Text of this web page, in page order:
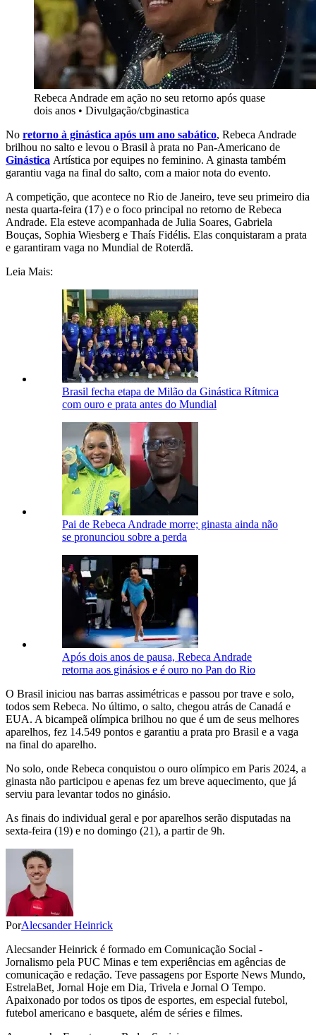
Rebeca Andrade em ação no seu retorno após quase
dois anos • Divulgação/cbginastica
No retorno à ginástica após um ano sabático, Rebeca Andrade
brilhou no salto e levou o Brasil à prata no Pan-Americano de
Ginástica Artística por equipes no feminino. A ginasta também
garantiu vaga na final do salto, com a maior nota do evento.
A competição, que acontece no Rio de Janeiro, teve seu primeiro dia
nesta quarta-feira (17) e o foco principal no retorno de Rebeca
Andrade. Ela esteve acompanhada de Julia Soares, Gabriela
Bouças, Sophia Wiesberg e Thaís Fidélis. Elas conquistaram a prata
e garantiram vaga no Mundial de Roterdã.
Leia Mais:
Brasil fecha etapa de Milão da Ginástica Rítmica
com ouro e prata antes do Mundial
Pai de Rebeca Andrade morre; ginasta ainda não
se pronunciou sobre a perda
Após dois anos de pausa, Rebeca Andrade
retorna aos ginásios e é ouro no Pan do Rio
O Brasil iniciou nas barras assimétricas e passou por trave e solo,
todos sem Rebeca. No último, o salto, chegou atrás de Canadá e
EUA. A bicampeã olímpica brilhou no que é um de seus melhores
aparelhos, fez 14.549 pontos e garantiu a prata pro Brasil e a vaga
na final do aparelho.
No solo, onde Rebeca conquistou o ouro olímpico em Paris 2024, a
ginasta não participou e apenas fez um breve aquecimento, que já
serviu para levantar todos no ginásio.
As finais do individual geral e por aparelhos serão disputadas na
sexta-feira (19) e no domingo (21), a partir de 9h.
PorAlecsander Heinrick
Alecsander Heinrick é formado em Comunicação Social -
Jornalismo pela PUC Minas e tem experiências em agências de
comunicação e redação. Teve passagens por Esporte News Mundo,
EstrelaBet, Jornal Hoje em Dia, Trivela e Jornal O Tempo.
Apaixonado por todos os tipos de esportes, em especial futebol,
futebol americano e basquete, além de séries e filmes.